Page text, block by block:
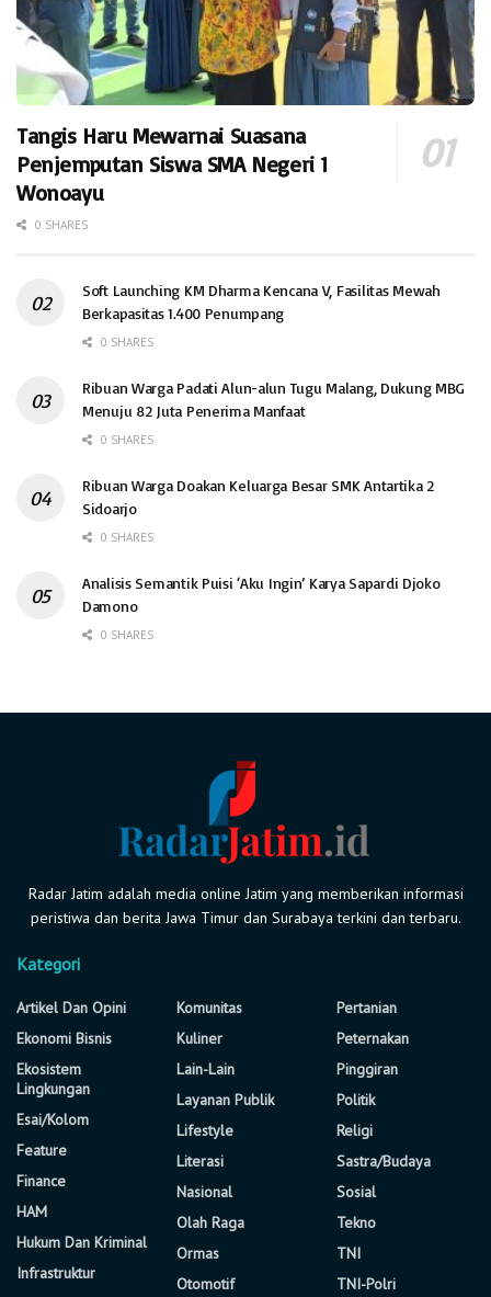
Tangis Haru Mewarnai Suasana
Penjemputan Siswa SMA Negeri 1
Wonoayu
0 SHARES
Soft Launching KM Dharma Kencana V, Fasilitas Mewah
Berkapasitas 1.400 Penumpang
0 SHARES
Ribuan Warga Padati Alun-alun Tugu Malang, Dukung MBG
Menuju 82 Juta Penerima Manfaat
0 SHARES
Ribuan Warga Doakan Keluarga Besar SMK Antartika 2
Sidoarjo
0 SHARES
Analisis Semantik Puisi ‘Aku Ingin’ Karya Sapardi Djoko
Damono
0 SHARES
Radar Jatim adalah media online Jatim yang memberikan informasi
peristiwa dan berita Jawa Timur dan Surabaya terkini dan terbaru.
Kategori
Artikel Dan Opini
Ekonomi Bisnis
Ekosistem
Lingkungan
Esai/Kolom
Feature
Finance
HAM
Hukum Dan Kriminal
Infrastruktur
Komunitas
Kuliner
Lain-Lain
Layanan Publik
Lifestyle
Literasi
Nasional
Olah Raga
Ormas
Otomotif
Pertanian
Peternakan
Pinggiran
Politik
Religi
Sastra/Budaya
Sosial
Tekno
TNI
TNI-Polri